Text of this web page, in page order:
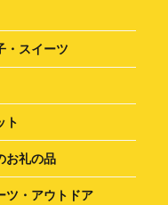
・スイーツ
ト
お礼の品
ツ・アウトドア